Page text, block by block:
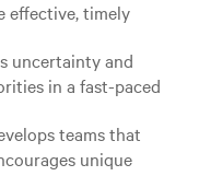
effective, timely
uncertainty and
in a fast-paced
teams that
unique